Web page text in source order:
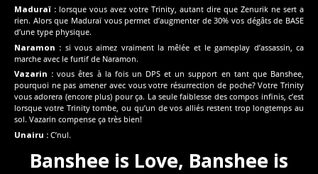
Maduraï : lorsque vous avez votre Trinity, autant dire que Zenurik ne sert a
rien. Alors que Maduraï vous permet d’augmenter de 30% vos dégâts de BASE
d’une type physique.
Naramon : si vous aimez vraiment la mêlée et le gameplay d’assassin, ca
marche avec le furtif de Naramon.
Vazarin : vous êtes à la fois un DPS et un support en tant que Banshee,
pourquoi ne pas amener avec vous votre résurrection de poche? Votre Trinity
vous adorera (encore plus) pour ça. La seule faiblesse des compos infinis, c’est
lorsque votre Trinity tombe, ou qu’un de vos alliés restent trop longtemps au
sol. Vazarin compense ça très bien!
Unairu : C’nul.
Banshee is Love, Banshee is